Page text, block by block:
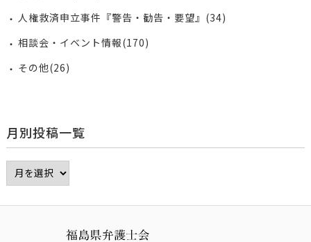
人権救済申立事件『警告・勧告・要望』(34)
相談会・イベント情報(170)
その他(26)
月別投稿一覧